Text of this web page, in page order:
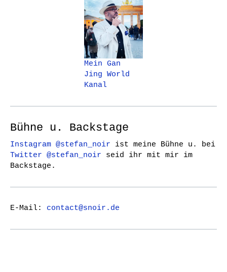
Mein Gan
Jing World
Kanal
Bühne u. Backstage
Instagram @stefan_noir ist meine Bühne u. bei
Twitter @stefan_noir seid ihr mit mir im
Backstage.
E-Mail: contact@snoir.de